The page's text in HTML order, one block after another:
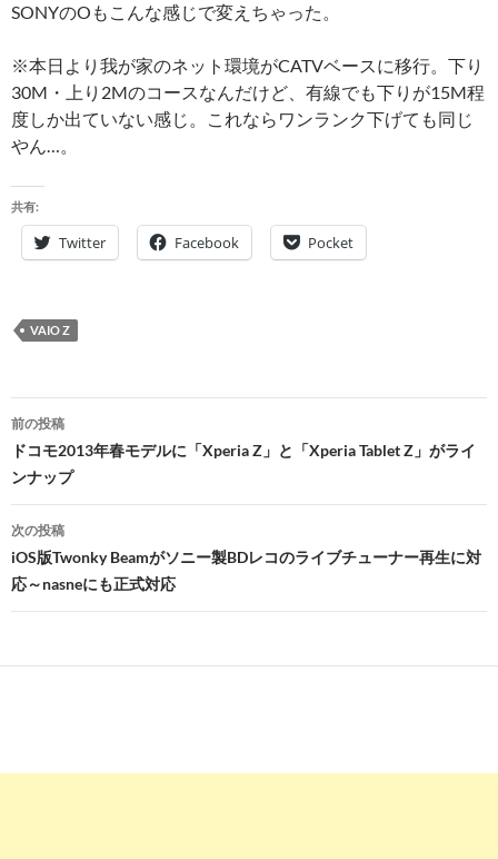
SONYのOもこんな感じで変えちゃった。
※本日より我が家のネット環境がCATVベースに移行。下り
30M・上り2Mのコースなんだけど、有線でも下りが15M程
度しか出ていない感じ。これならワンランク下げても同じ
やん…。
共有:
Twitter Facebook Pocket
VAIO Z
投
稿
ナ
ビ
ゲ
ー
前の投稿
ドコモ2013年春モデルに「Xperia Z」と「Xperia Tablet Z」がライ
ンナップ
次の投稿
iOS版Twonky Beamがソニー製BDレコのライブチューナー再生に対
応～nasneにも正式対応